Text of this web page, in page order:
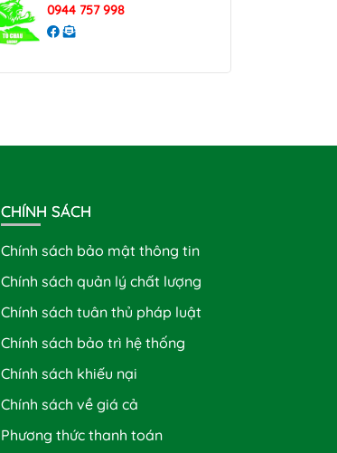
0944 757 998
CHÍNH SÁCH
Chính sách bảo mật thông tin
Chính sách quản lý chất lượng
Chính sách tuân thủ pháp luật
Chính sách bảo trì hệ thống
Chính sách khiếu nại
Chính sách về giá cả
Phương thức thanh toán